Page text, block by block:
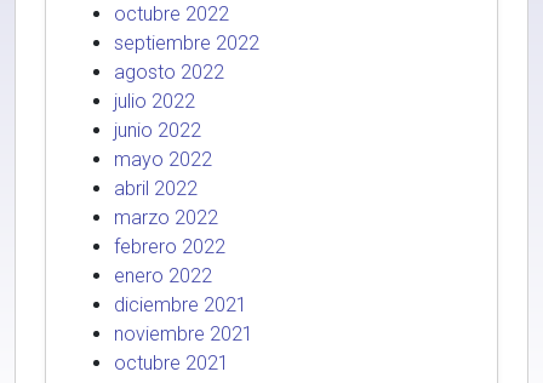
octubre 2022
septiembre 2022
agosto 2022
julio 2022
junio 2022
mayo 2022
abril 2022
marzo 2022
febrero 2022
enero 2022
diciembre 2021
noviembre 2021
octubre 2021